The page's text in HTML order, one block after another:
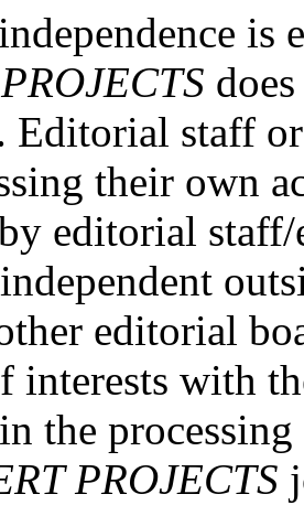
is
Editorial staff
their own
editorial
editorial
interests with
the
PROJECTS